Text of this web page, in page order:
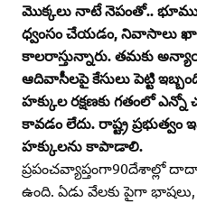
మొక్కలు నాటే నెపంతో..
ధ్వంసం చేయడం, నివాసాలు
కాలరాస్తున్నారు. తమకు
ఆదివాసీలపై కేసులు పెట్టి
హక్కుల రక్షణకు గతంలో
కావడం లేదు. రాష్ట్ర
హక్కులను కాపాడాలి.
ప్రపంచవ్యాప్తంగా90దేశాల్లో
ఉంది. ఏడు వేలకు పైగా